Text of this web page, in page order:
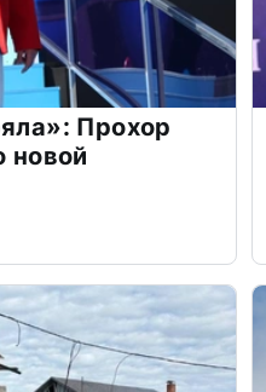
Прохор
новой